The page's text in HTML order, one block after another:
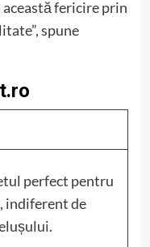
fericire prin
spune
perfect pentru
indiferent de